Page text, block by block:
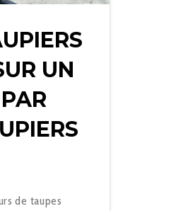
UN
de taupes